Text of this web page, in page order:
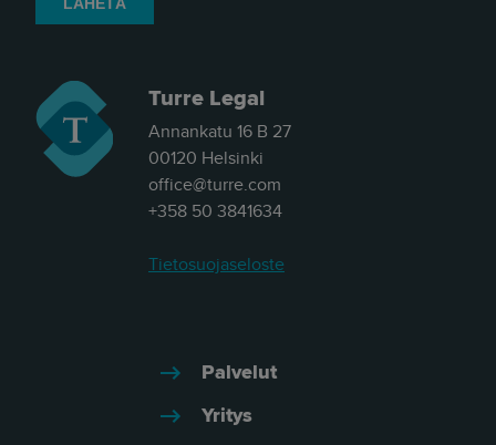
Turre Legal
Annankatu 16 B 27
00120 Helsinki
office@turre.com
+358 50 3841634
Tietosuojaseloste
Palvelut
Yritys